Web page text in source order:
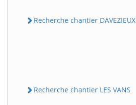
Recherche chantier DAVEZIEUX
Recherche chantier LES VANS